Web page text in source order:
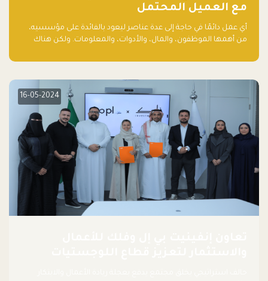
مع العميل المحتمل
أي عمل دائمًا في حاجة إلى عدة عناصر ليعود بالفائدة على مؤسسيه،
من أهمها الموظفون، والمال، والأدوات، والمعلومات. ولكن هناك
أساسه ذلك العمل.
16-05-2024